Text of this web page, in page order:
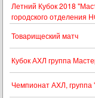
Летний Кубок 2018
городского отделения
Товарищеский матч
Кубок АХЛ группа
Чемпионат АХЛ, группа